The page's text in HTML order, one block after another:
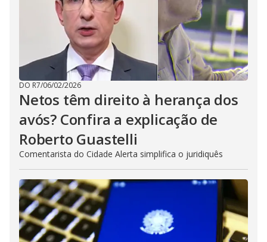
DO R7/06/02/2026
Netos têm direito à herança dos
avós? Confira a explicação de
Roberto Guastelli
Comentarista do Cidade Alerta simplifica o juridiquês